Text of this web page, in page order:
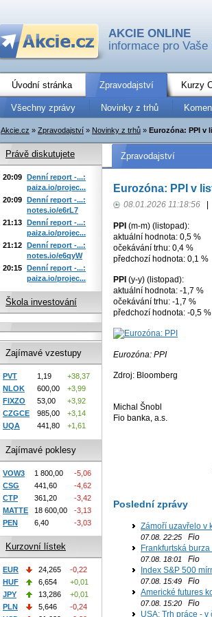
AKCIE ONLINE
informace pro
Úvodní stránka Zpravodajství Kurzy
Všechny zprávy Novinky z trhů
Akcie.cz » Zpravodajství » Novinky z trhů » Eurozóna: PPI v
Zpravodajství
Eurozóna: PPI v
08.01.2026 11:18:56
PPI (m-m) (listopad):
aktuální hodnota: 0,5 %
očekávání trhu: 0,4 %
předchozí hodnota: 0,1 %
PPI (y-y) (listopad):
aktuální hodnota: -1,7 %
očekávání trhu: -1,7 %
předchozí hodnota: -0,5 %
Eurozóna: PPI
Zdroj: Bloomberg
Michal Šnobl
Fio banka, a.s.
Poslední zprávy
Zámoří uzavřelo v
07.08. 22:25 Fio
Frankfurtská
07.08. 18:01
Fio
Index S&P 500
07.08. 15:49 Fio
Americké futures
07.08. 15:20 Fio
USA: Trh práce -
Právě diskutujete
20:09 Denní report -...:
paiza.io/projec...
20:09 Denní report -...:
notes.io/e6rL7
21:13 Denní report -...:
paiza.io/projec...
21:12 Denní report -...:
notes.io/e6qyW
20:15 Denní report -...:
paiza.io/projec...
Škola investování
Zajímavé vzestupy
PVT 1,19
+38,37
NLOK
600,00
+3,99
FIXZO
53,00
+3,92
CZGCE
985,00
+3,14
UQA
441,80 +1,61
Zajímavé poklesy
VOW3 1 800,00
-5,06
CSG
441,60
-4,62
CTP
361,20
-3,42
MATTE
18 600,00
-3,13
PEN
6,40 -3,03
Kurzovní lístek
EUR 24,265
-0,22
HUF
6,654
+0,01
JPY
13,286
+0,01
PLN
5,646
-0,24